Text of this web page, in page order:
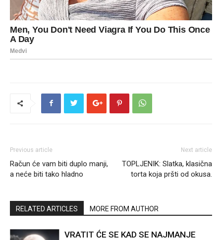
Previous article
Račun će vam biti duplo manji,
a neće biti tako hladno
Next article
TOPLJENIK: Slatka, klasična
torta koja pršti od okusa.
RELATED ARTICLES MORE FROM AUTHOR
VRATIT ĆE SE KAD SE NAJMANJE